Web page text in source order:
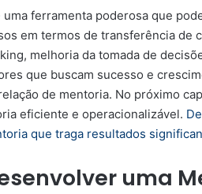
ferramenta poderosa que
em termos de transferência de
melhoria da tomada de
que buscam sucesso e
de mentoria. No próximo
eficiente e operacionalizável.
que traga resultados
uma